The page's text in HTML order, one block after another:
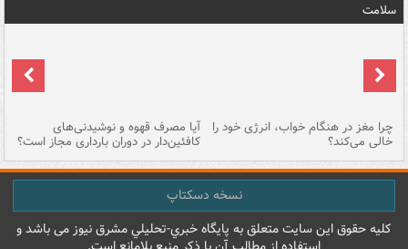
سلامت
چرا مغز در هنگام خواب، انرژی خود را
خالی می‌کند؟
آیا مصرف قهوه و نوشیدنی‌های
کافئین‌دار در دوران بارداری مجاز است؟
نسخه دسکتاپ
کليه حقوق اين سايت متعلق به پایگاه خبري-تحليلي مشرق نيوز می باشد و